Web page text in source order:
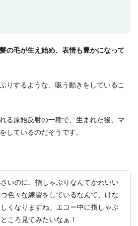
の毛が生え始め、表情も豊かになって
りするような、吸う動きをしているこ
る原始反射の一種で、生まれた後、マ
しているのだそうです。
いのに、指しゃぶりなんてかわいい
々な練習をしているなんて、けな
くなりますね。エコー中に指しゃぶ
ころ見てみたいなぁ！